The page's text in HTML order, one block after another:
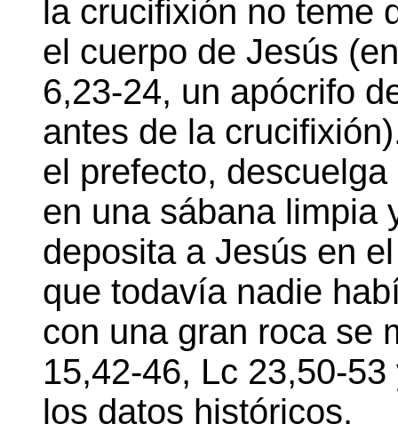
la crucifixión no teme
el cuerpo de Jesús
6,23-24, un apócrifo
antes de la
el prefecto,
en una sábana limpia
deposita a Jesús en
que todavía nadie
con una gran roca se
15,42-46, Lc 23,50-
los datos históricos.